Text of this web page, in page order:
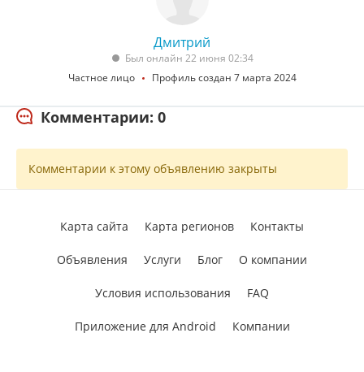
Дмитрий
Был онлайн 22 июня 02:34
Частное лицо
Профиль создан 7 марта 2024
Комментарии: 0
Комментарии к этому объявлению закрыты
Карта сайта Карта регионов Контакты
Объявления Услуги Блог О компании
Условия использования FAQ
Приложение для Android Компании